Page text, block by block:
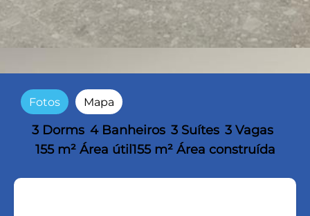
Fotos Mapa
3 Dorms 4 Banheiros 3 Suítes 3 Vagas
155 m² Área útil155 m² Área construída